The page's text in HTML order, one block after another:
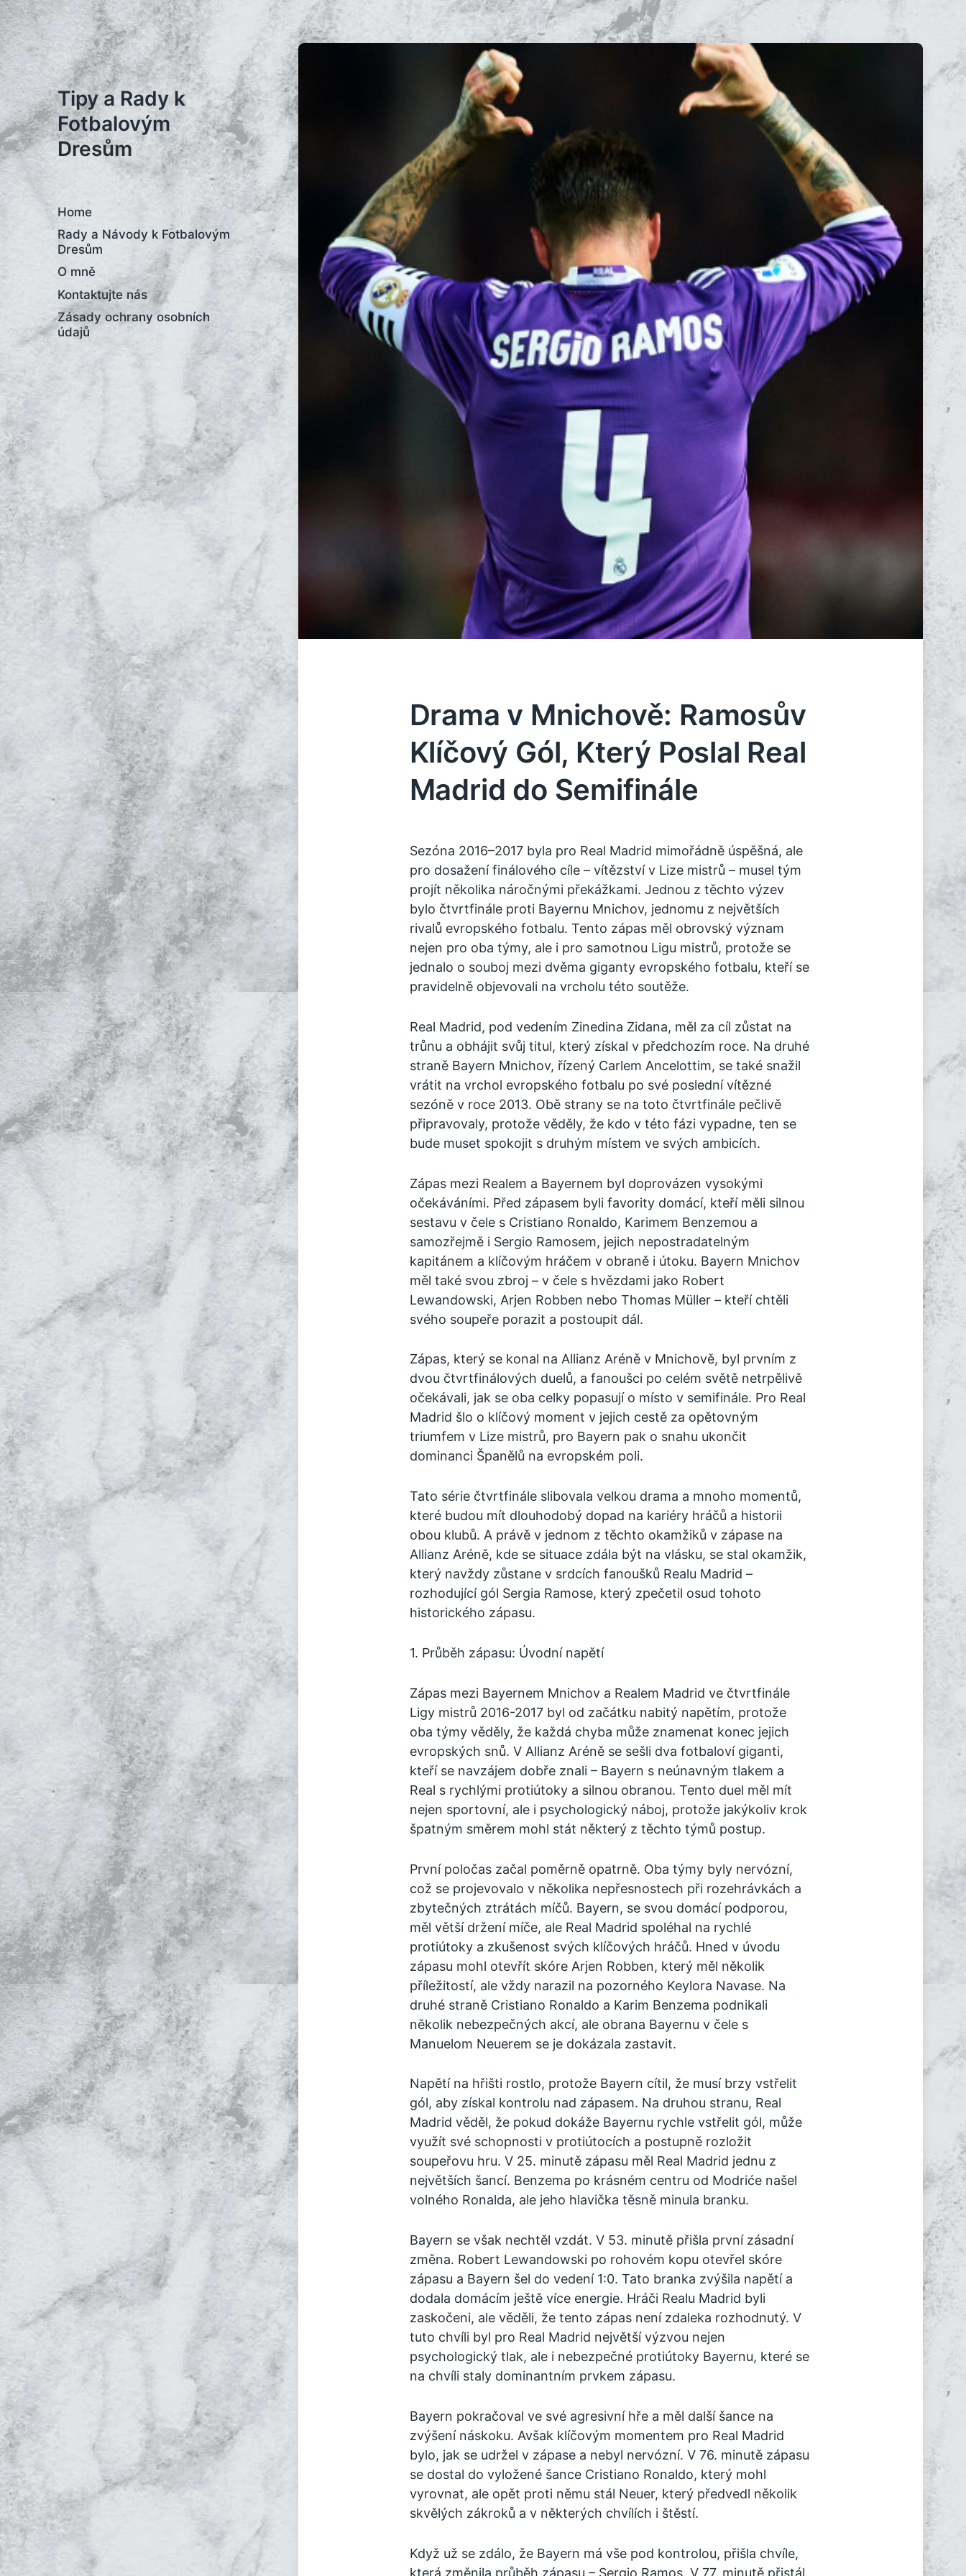
Tipy a Rady k
Fotbalovým
Dresům
Home
Rady a Návody k Fotbalovým
Dresům
O mně
Kontaktujte nás
Zásady ochrany osobních
údajů
Drama v Mnichově: Ramosův
Klíčový Gól, Který Poslal Real
Madrid do Semifinále
Sezóna 2016–2017 byla pro Real Madrid mimořádně úspěšná, ale
pro dosažení finálového cíle – vítězství v Lize mistrů – musel tým
projít několika náročnými překážkami. Jednou z těchto výzev
bylo čtvrtfinále proti Bayernu Mnichov, jednomu z největších
rivalů evropského fotbalu. Tento zápas měl obrovský význam
nejen pro oba týmy, ale i pro samotnou Ligu mistrů, protože se
jednalo o souboj mezi dvěma giganty evropského fotbalu, kteří se
pravidelně objevovali na vrcholu této soutěže.
Real Madrid, pod vedením Zinedina Zidana, měl za cíl zůstat na
trůnu a obhájit svůj titul, který získal v předchozím roce. Na druhé
straně Bayern Mnichov, řízený Carlem Ancelottim, se také snažil
vrátit na vrchol evropského fotbalu po své poslední vítězné
sezóně v roce 2013. Obě strany se na toto čtvrtfinále pečlivě
připravovaly, protože věděly, že kdo v této fázi vypadne, ten se
bude muset spokojit s druhým místem ve svých ambicích.
Zápas mezi Realem a Bayernem byl doprovázen vysokými
očekáváními. Před zápasem byli favority domácí, kteří měli silnou
sestavu v čele s Cristiano Ronaldo, Karimem Benzemou a
samozřejmě i Sergio Ramosem, jejich nepostradatelným
kapitánem a klíčovým hráčem v obraně i útoku. Bayern Mnichov
měl také svou zbroj – v čele s hvězdami jako Robert
Lewandowski, Arjen Robben nebo Thomas Müller – kteří chtěli
svého soupeře porazit a postoupit dál.
Zápas, který se konal na Allianz Aréně v Mnichově, byl prvním z
dvou čtvrtfinálových duelů, a fanoušci po celém světě netrpělivě
očekávali, jak se oba celky popasují o místo v semifinále. Pro Real
Madrid šlo o klíčový moment v jejich cestě za opětovným
triumfem v Lize mistrů, pro Bayern pak o snahu ukončit
dominanci Španělů na evropském poli.
Tato série čtvrtfinále slibovala velkou drama a mnoho momentů,
které budou mít dlouhodobý dopad na kariéry hráčů a historii
obou klubů. A právě v jednom z těchto okamžiků v zápase na
Allianz Aréně, kde se situace zdála být na vlásku, se stal okamžik,
který navždy zůstane v srdcích fanoušků Realu Madrid –
rozhodující gól Sergia Ramose, který zpečetil osud tohoto
historického zápasu.
1. Průběh zápasu: Úvodní napětí
Zápas mezi Bayernem Mnichov a Realem Madrid ve čtvrtfinále
Ligy mistrů 2016-2017 byl od začátku nabitý napětím, protože
oba týmy věděly, že každá chyba může znamenat konec jejich
evropských snů. V Allianz Aréně se sešli dva fotbaloví giganti,
kteří se navzájem dobře znali – Bayern s neúnavným tlakem a
Real s rychlými protiútoky a silnou obranou. Tento duel měl mít
nejen sportovní, ale i psychologický náboj, protože jakýkoliv krok
špatným směrem mohl stát některý z těchto týmů postup.
První poločas začal poměrně opatrně. Oba týmy byly nervózní,
což se projevovalo v několika nepřesnostech při rozehrávkách a
zbytečných ztrátách míčů. Bayern, se svou domácí podporou,
měl větší držení míče, ale Real Madrid spoléhal na rychlé
protiútoky a zkušenost svých klíčových hráčů. Hned v úvodu
zápasu mohl otevřít skóre Arjen Robben, který měl několik
příležitostí, ale vždy narazil na pozorného Keylora Navase. Na
druhé straně Cristiano Ronaldo a Karim Benzema podnikali
několik nebezpečných akcí, ale obrana Bayernu v čele s
Manuelom Neuerem se je dokázala zastavit.
Napětí na hřišti rostlo, protože Bayern cítil, že musí brzy vstřelit
gól, aby získal kontrolu nad zápasem. Na druhou stranu, Real
Madrid věděl, že pokud dokáže Bayernu rychle vstřelit gól, může
využít své schopnosti v protiútocích a postupně rozložit
soupeřovu hru. V 25. minutě zápasu měl Real Madrid jednu z
největších šancí. Benzema po krásném centru od Modriće našel
volného Ronalda, ale jeho hlavička těsně minula branku.
Bayern se však nechtěl vzdát. V 53. minutě přišla první zásadní
změna. Robert Lewandowski po rohovém kopu otevřel skóre
zápasu a Bayern šel do vedení 1:0. Tato branka zvýšila napětí a
dodala domácím ještě více energie. Hráči Realu Madrid byli
zaskočeni, ale věděli, že tento zápas není zdaleka rozhodnutý. V
tuto chvíli byl pro Real Madrid největší výzvou nejen
psychologický tlak, ale i nebezpečné protiútoky Bayernu, které se
na chvíli staly dominantním prvkem zápasu.
Bayern pokračoval ve své agresivní hře a měl další šance na
zvýšení náskoku. Avšak klíčovým momentem pro Real Madrid
bylo, jak se udržel v zápase a nebyl nervózní. V 76. minutě zápasu
se dostal do vyložené šance Cristiano Ronaldo, který mohl
vyrovnat, ale opět proti němu stál Neuer, který předvedl několik
skvělých zákroků a v některých chvílích i štěstí.
Když už se zdálo, že Bayern má vše pod kontrolou, přišla chvíle,
která změnila průběh zápasu – Sergio Ramos. V 77. minutě přistál